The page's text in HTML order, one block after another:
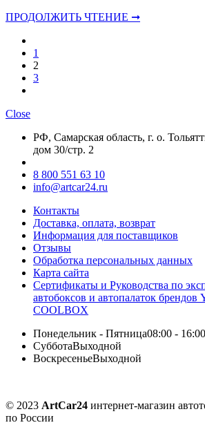
ПРОДОЛЖИТЬ ЧТЕНИЕ ➞
1
2
3
Close
РФ, Самарская область, г. о.
дом 30/стр. 2
8 800 551 63 10
info@artcar24.ru
Контакты
Доставка, оплата, возврат
Информация для поставщиков
Отзывы
Обработка персональных данных
Карта сайта
Сертификаты и Руководства по
автобоксов и автопалаток
COOLBOX
Понедельник - Пятница08:00 -
СубботаВыходной
ВоскресеньеВыходной
© 2023 ArtCar24 интернет-магазин
по России